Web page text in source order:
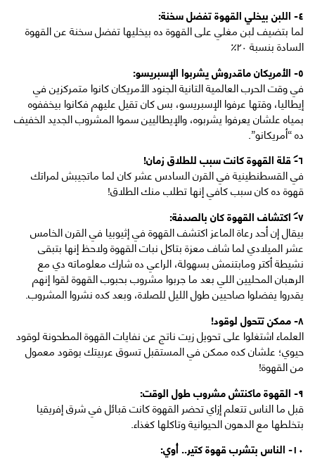
٤- اللبن بيخلي القهوة تفضل سخنة:
لما بتضيف لبن مغلي على القهوة ده بيخليها تفضل سخنة عن القهوة
السادة بنسبة ٢٠٪
٥- الأمريكان ماقدروش يشربوا الإسبريسو:
في وقت الحرب العالمية التانية الجنود الأمريكان كانوا متمركزين في
إيطاليا، وقتها عرفوا الإسبريسو، بس كان تقيل عليهم فكانوا بيخففوه
بمياه علشان يعرفوا يشربوه، والإيطاليين سموا المشروب الجديد الخفيف
ده “أمريكانو”.
٦- قلة القهوة كانت سبب للطلاق زمان!
في القسطنطينية في القرن السادس عشر كان لما ماتجيبش لمراتك
قهوة ده كان سبب كافي إنها تطلب منك الطلاق!
٧- اكتشاف القهوة كان بالصدفة:
بيقال إن أحد رعاة الماعز اكتشف القهوة في إثيوبيا في القرن الخامس
عشر الميلادي لما شاف معزة بتاكل نبات القهوة ولاحظ إنها بتبقى
نشيطة أكتر ومابتنمش بسهولة، الراعي ده شارك معلوماته دي مع
الرهبان المحليين اللي بعد ما جربوا مشروب بحبوب القهوة لقوا إنهم
يقدروا يفضلوا صاحيين طول الليل للصلاة، وبعد كده نشروا المشروب.
٨- ممكن تتحول لوقود!
العلماء اشتغلوا على تحويل زيت ناتج عن نفايات القهوة المطحونة لوقود
حيوي؛ علشان كده ممكن في المستقبل تسوق عربيتك بوقود معمول
من القهوة!
٩- القهوة ماكنتش مشروب طول الوقت:
قبل ما الناس تتعلم إزاي تحضر القهوة كانت قبائل في شرق إفريقيا
بتخلطها مع الدهون الحيوانية وتاكلها كغذاء.
١٠- الناس بتشرب قهوة كتير.. أوي: